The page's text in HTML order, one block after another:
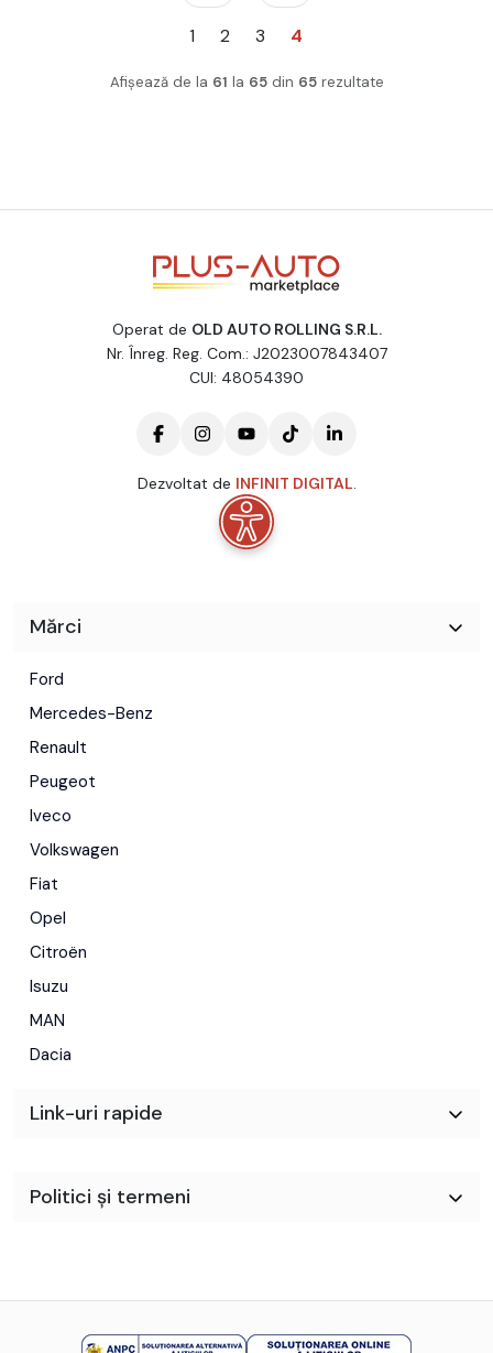
1 2 3 4
Afișează de la 61 la 65din 65rezultate
Operat de OLD AUTO ROLLING S.R.L.
Nr. Înreg. Reg. Com.: J2023007843407
CUI: 48054390
Dezvoltat de INFINIT DIGITAL.
Mărci
Ford
Mercedes-Benz
Renault
Peugeot
Iveco
Volkswagen
Fiat
Opel
Citroën
Isuzu
MAN
Dacia
Link-uri rapide
Politici și termeni